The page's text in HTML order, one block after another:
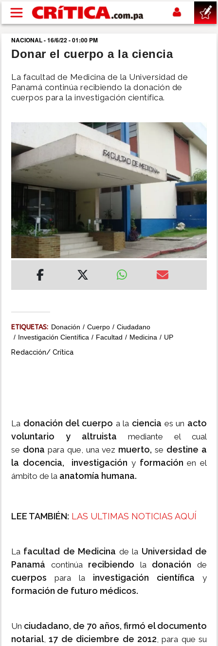
Pasar al contenido principal
buscar
NACIONAL
SHOW
DEPORTES
MUNDO
INSÓLITAS
IMPRESO
NACIONAL - 16/6/22 - 01:00 PM
Donar el cuerpo a la ciencia
La facultad de Medicina de la Universidad de
Panamá continúa recibiendo la donación de
cuerpos para la investigación científica.
ETIQUETAS: Donación Cuerpo
Ciudadano
Investigación Científica
Facultad Medicina UP
Redacción/ Crítica
La donación del cuerpo a la ciencia es un acto
voluntario y altruista mediante el cual
se dona para que, una vez muerto, se destine a
la docencia, investigación y formaciónen el
ámbito de la anatomía humana.
LEE TAMBIÉN: LAS ULTIMAS NOTICIAS AQUÍ
La facultad de Medicina de la Universidad de
Panamá continúarecibiendo ladonación de
cuerpos para la investigación científica y
formación de futuro médicos.
Un ciudadano, de 70 años, firmó el documento
notarial, 17 de diciembre de 2012, para que su